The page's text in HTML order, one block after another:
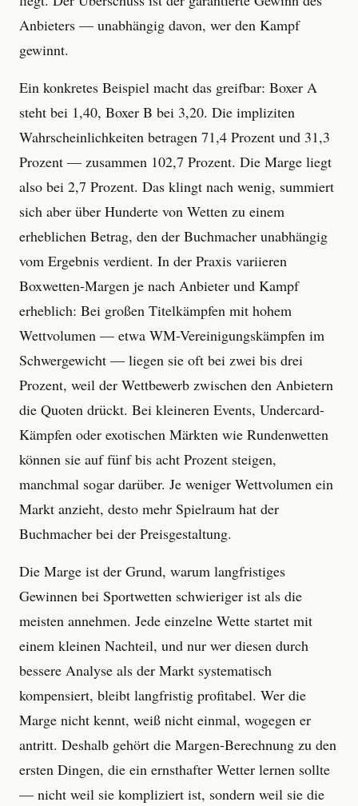
Anbieters — unabhängig davon, wer den Kampf
gewinnt.
Ein konkretes Beispiel macht das greifbar: Boxer A
steht bei 1,40, Boxer B bei 3,20. Die impliziten
Wahrscheinlichkeiten betragen 71,4 Prozent und 31,3
Prozent — zusammen 102,7 Prozent. Die Marge liegt
also bei 2,7 Prozent. Das klingt nach wenig, summiert
sich aber über Hunderte von Wetten zu einem
erheblichen Betrag, den der Buchmacher unabhängig
vom Ergebnis verdient. In der Praxis variieren
Boxwetten-Margen je nach Anbieter und Kampf
erheblich: Bei großen Titelkämpfen mit hohem
Wettvolumen — etwa WM-Vereinigungskämpfen im
Schwergewicht — liegen sie oft bei zwei bis drei
Prozent, weil der Wettbewerb zwischen den Anbietern
die Quoten drückt. Bei kleineren Events, Undercard-
Kämpfen oder exotischen Märkten wie Rundenwetten
können sie auf fünf bis acht Prozent steigen,
manchmal sogar darüber. Je weniger Wettvolumen ein
Markt anzieht, desto mehr Spielraum hat der
Buchmacher bei der Preisgestaltung.
Die Marge ist der Grund, warum langfristiges
Gewinnen bei Sportwetten schwieriger ist als die
meisten annehmen. Jede einzelne Wette startet mit
einem kleinen Nachteil, und nur wer diesen durch
bessere Analyse als der Markt systematisch
kompensiert, bleibt langfristig profitabel. Wer die
Marge nicht kennt, weiß nicht einmal, wogegen er
antritt. Deshalb gehört die Margen-Berechnung zu den
ersten Dingen, die ein ernsthafter Wetter lernen sollte
— nicht weil sie kompliziert ist, sondern weil sie die